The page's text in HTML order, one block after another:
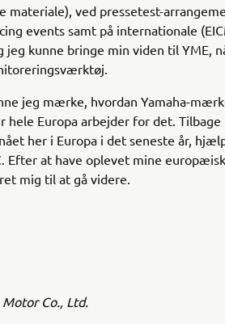
materiale), ved pressetest-
events samt på internationale
kunne bringe min viden til YME,
jeg mærke, hvordan Yamaha-
hele Europa arbejder for det. Tilbage
her i Europa i det seneste år,
Efter at have oplevet mine
mig til at gå videre.
Co., Ltd.